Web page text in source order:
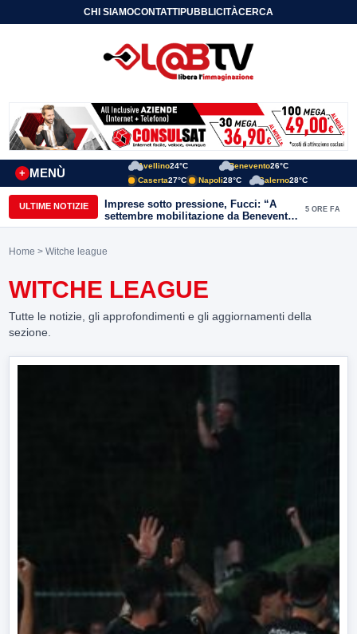
CHI SIAMOCONTATTIPUBBLICITÀCERCA
MENÙ
+
Avellino24°C Benevento26°C
Caserta27°C Napoli28°C Salerno28°C
ULTIME NOTIZIE
Imprese sotto pressione, Fucci: “A
settembre mobilitazione da Benevento
e Avellino”
5 ORE FA
Home > Witche league
WITCHE LEAGUE
Tutte le notizie, gli approfondimenti e gli aggiornamenti della
sezione.